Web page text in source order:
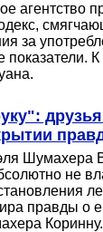
агентство
за
К
Шумахера
не
правды о
Коринну.